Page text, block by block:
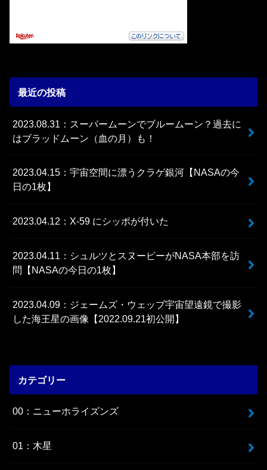
最近の投稿
2023.08.31：スーパームーンでブルームーン？過去に
はブラッドムーン（血の月）も！
2023.04.15：宇宙空間に漂うクラゲ銀河【NASAの今
日の1枚】
2023.04.12：X-59 にシッポが付いた
2023.04.11：シュルツとスヌーピーがNASA本部を訪
問【NASAの今日の1枚】
2023.04.09：ジェームズ・ウェッブ宇宙望遠鏡で撮影
した海王星の画像【2022.09.21初公開】
カテゴリー
00：ニューホライズンズ
01：木星